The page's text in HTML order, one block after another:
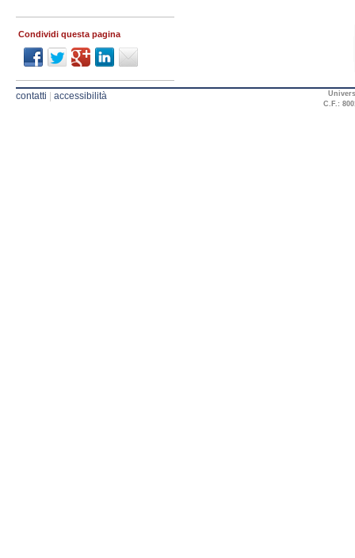
Condividi questa pagina
contatti accessibilità
C.F.: